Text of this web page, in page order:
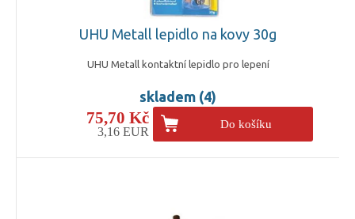
UHU Metall lepidlo na kovy 30g
UHU Metall kontaktní lepidlo pro lepení
skladem (4)
75,70 Kč
3,16 EUR
Do košíku